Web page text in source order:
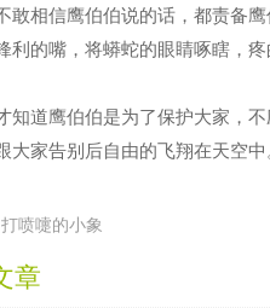
敢相信鹰伯伯说的话，都责备
利的嘴，将蟒蛇的眼睛啄瞎，
知道鹰伯伯是为了保护大家，
大家告别后自由的飞翔在天空中
打喷嚏的小象
章